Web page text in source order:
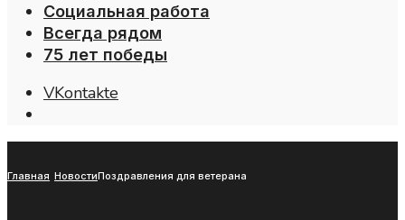
Социальная работа
Всегда рядом
75 лет победы
VKontakte
Главная НовостиПоздравления для ветерана